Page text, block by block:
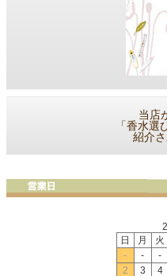
当店
「香水選
紹介さ
日
月 火
-
- -
2
3 4